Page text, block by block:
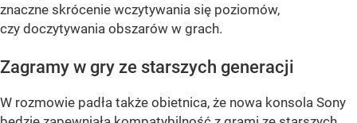
znaczne skrócenie wczytywania się poziomów,
czy doczytywania obszarów w grach.
Zagramy w gry ze starszych generacji
W rozmowie padła także obietnica, że nowa konsola Sony